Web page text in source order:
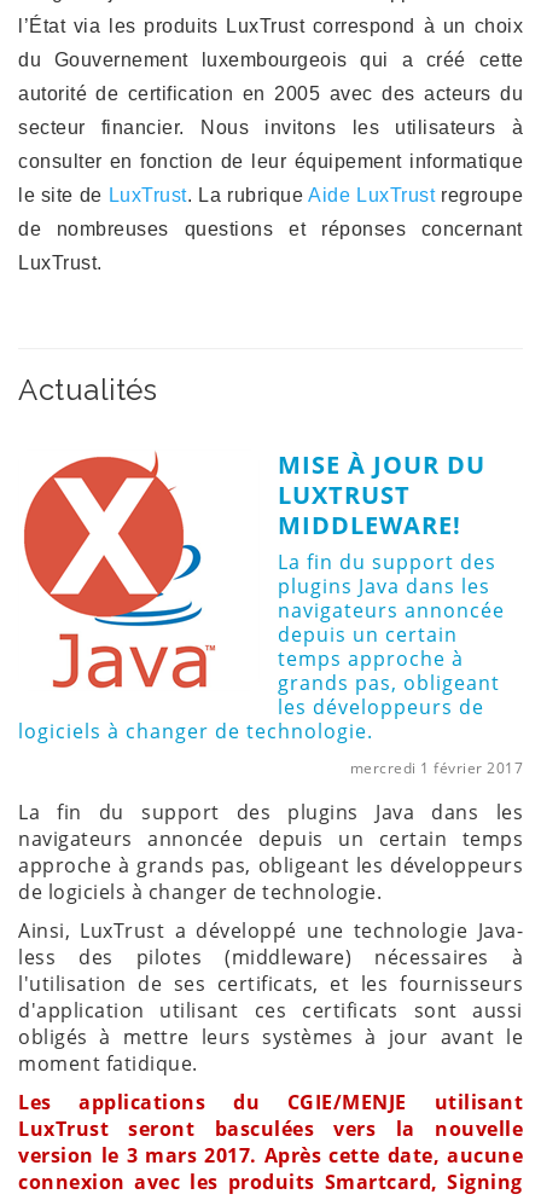
l’État via les produits LuxTrust correspond à un choix
du Gouvernement luxembourgeois qui a créé cette
autorité de certification en 2005 avec des acteurs du
secteur financier. Nous invitons les utilisateurs à
consulter en fonction de leur équipement informatique
le site de LuxTrust. La rubriqueAide LuxTrustregroupe
de nombreuses questions et réponses concernant
LuxTrust.
Actualités
MISE À JOUR DU
LUXTRUST
MIDDLEWARE!
La fin du support des
plugins Java dans les
navigateurs annoncée
depuis un certain
temps approche à
grands pas, obligeant
les développeurs de
logiciels à changer de technologie.
mercredi 1 février 2017
La fin du support des plugins Java dans les
navigateurs annoncée depuis un certain temps
approche à grands pas, obligeant les développeurs
de logiciels à changer de technologie.
Ainsi, LuxTrust a développé une technologie Java-
less des pilotes (middleware) nécessaires à
l'utilisation de ses certificats, et les fournisseurs
d'application utilisant ces certificats sont aussi
obligés à mettre leurs systèmes à jour avant le
moment fatidique.
Les applications du CGIE/MENJE utilisant
LuxTrust seront basculées vers la nouvelle
version le 3 mars 2017. Après cette date, aucune
connexion avec les produits Smartcard, Signing